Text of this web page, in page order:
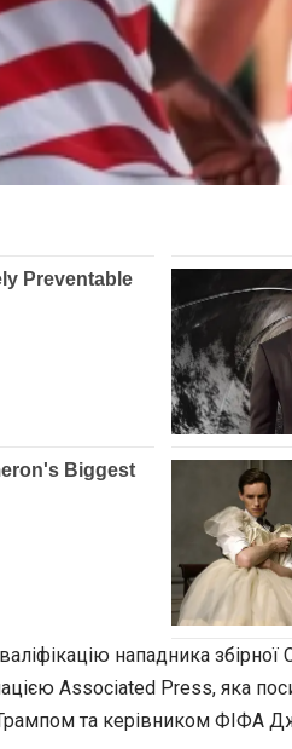
нападника
Associated Press, яка
та керівником ФІФА